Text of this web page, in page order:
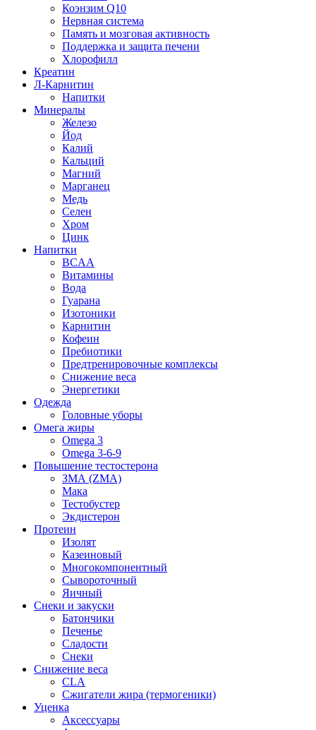
Коэнзим Q10
Нервная система
Память и мозговая активность
Поддержка и защита печени
Хлорофилл
Креатин
Л-Карнитин
Напитки
Минералы
Железо
Йод
Калий
Кальций
Магний
Марганец
Медь
Селен
Хром
Цинк
Напитки
BCAA
Витамины
Вода
Гуарана
Изотоники
Карнитин
Кофеин
Пребиотики
Предтренировочные комплексы
Снижение веса
Энергетики
Одежда
Головные уборы
Омега жиры
Omega 3
Omega 3-6-9
Повышение тестостерона
ЗМА (ZMA)
Мака
Тестобустер
Экдистерон
Протеин
Изолят
Казеиновый
Многокомпонентный
Сывороточный
Яичный
Снеки и закуски
Батончики
Печенье
Сладости
Снеки
Снижение веса
CLA
Сжигатели жира (термогеники)
Уценка
Аксессуары